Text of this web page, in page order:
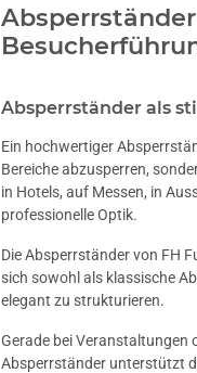
Absperrständer als
Ein hochwertiger
Bereiche abzusperren,
in Hotels, auf Messen, in
professionelle Optik.
Die Absperrständer von FH
sich sowohl als klassische
elegant zu strukturieren.
Gerade bei Veranstaltungen
Absperrständer unterstützt